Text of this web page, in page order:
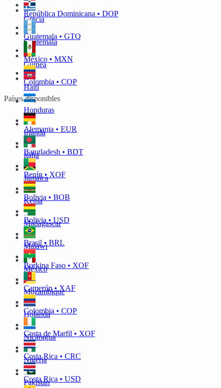
Grecia
Guatemala
Guinea
Haití
Honduras
Irlanda
Italia
Jamaica
Kenia
Madagascar
Malawi
México
Mozambique
Holanda
Nicaragua
Nigeria
Pakistán
República Dominicana • DOP
Guatemala • GTQ
México • MXN
Colombia • COP
Países disponibles
Alemania • EUR
Bangladesh • BDT
Benín • XOF
Bolivia • BOB
Bolivia • USD
Brasil • BRL
Burkina Faso • XOF
Camerún • XAF
Colombia • COP
Costa de Marfil • XOF
Costa Rica • CRC
Costa Rica • USD